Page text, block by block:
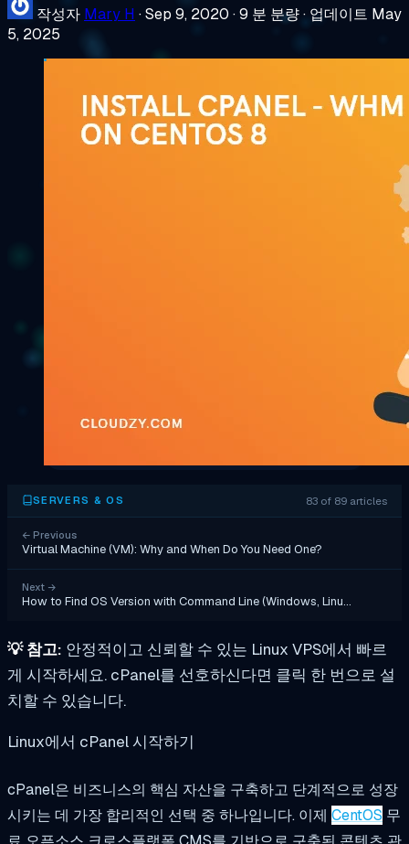
작성자 Mary H ·Sep 9, 2020 ·9 분 분량· 업데이트 May
5, 2025
SERVERS & OS 83 of 89 articles
← Previous
Virtual Machine (VM): Why and When Do You Need One?
Next →
How to Find OS Version with Command Line (Windows, Linu…
💡참고: 안정적이고 신뢰할 수 있는 Linux VPS에서 빠르
게 시작하세요. cPanel를 선호하신다면 클릭 한 번으로 설
치할 수 있습니다.
Linux에서 cPanel 시작하기
cPanel은 비즈니스의 핵심 자산을 구축하고 단계적으로 성장
시키는 데 가장 합리적인 선택 중 하나입니다. 이제 CentOS 무